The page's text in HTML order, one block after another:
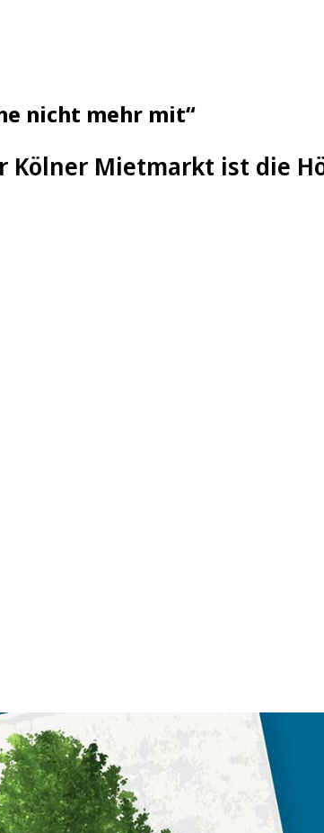
nicht mehr mit“
Kölner Mietmarkt ist die